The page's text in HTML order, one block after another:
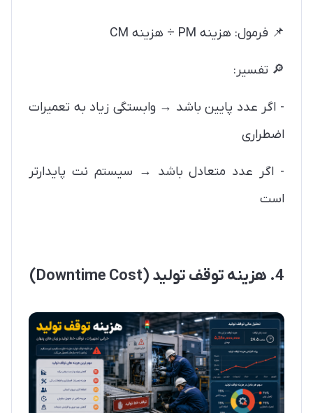
📌 فرمول: هزینه PM ÷ هزینه CM
🔎 تفسیر:
- اگر عدد پایین باشد → وابستگی زیاد به تعمیرات
اضطراری
- اگر عدد متعادل باشد → سیستم نت پایدارتر
است
4. هزینه توقف تولید (Downtime Cost)